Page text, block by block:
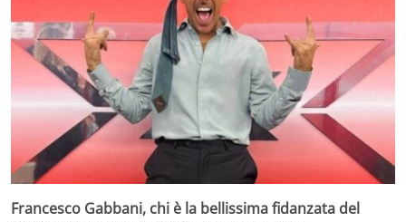
Francesco Gabbani, chi è la bellissima fidanzata del